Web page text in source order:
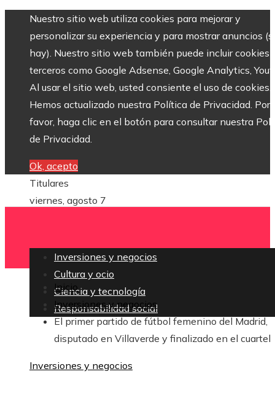
Nuestro sitio web utiliza cookies para mejorar y
personalizar su experiencia y para mostrar anuncios
hay). Nuestro sitio web también puede incluir cookies
terceros como Google Adsense, Google Analytics,
Al usar el sitio web, usted consiente el uso de cookies.
Hemos actualizado nuestra Política de Privacidad. Por
favor, haga clic en el botón para consultar nuestra
de Privacidad.
Ok, acepto
Titulares
viernes, agosto 7
Inversiones y negocios
Cultura y ocio
Ciencia y tecnología
Responsabilidad social
Inicio
Inversiones y negocios
El primer partido de fútbol femenino del Madrid,
disputado en Villaverde y finalizado en el cuartel
Inversiones y negocios